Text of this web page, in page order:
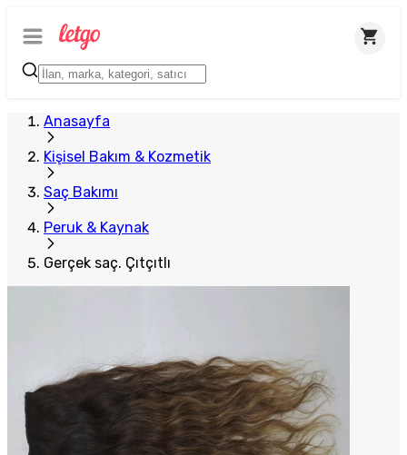
Anasayfa
Kişisel Bakım & Kozmetik
Saç Bakımı
Peruk & Kaynak
Gerçek saç. Çıtçıtlı
Öne Çıkan
Büyük İlan